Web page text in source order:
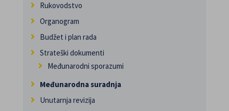
Rukovodstvo
Organogram
Budžet i plan rada
Strateški dokumenti
Međunarodni sporazumi
Međunarodna suradnja
Unutarnja revizija